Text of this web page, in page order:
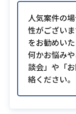
人気案件の
性がござい
をお勧めいた
何かお悩み
談会」や「
絡ください。